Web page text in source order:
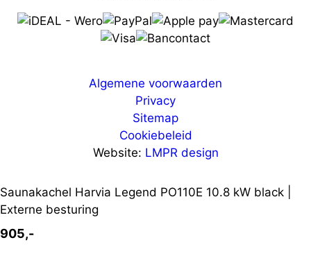
Algemene voorwaarden
Privacy
Sitemap
Cookiebeleid
Website: LMPR design
Saunakachel Harvia Legend PO110E 10.8 kW black |
Externe besturing
905,-